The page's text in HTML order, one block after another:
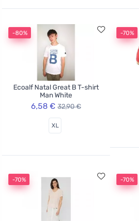
-80%
Ecoalf Natal Great B T-shirt
Man White
6,58 € 32,90 €
XL
-70%
-70% -70%